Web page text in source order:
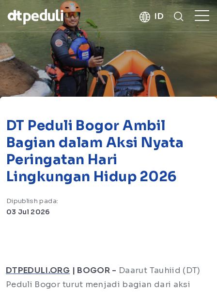
kebaikan
ID
DT Peduli Bogor Ambil
Bagian dalam Aksi Nyata
Peringatan Hari
Lingkungan Hidup 2026
Dipublish pada:
03 Jul 2026
DTPEDULI.ORG | BOGOR - Daarut Tauhiid (DT)
Peduli Bogor turut menjadi bagian dari aksi